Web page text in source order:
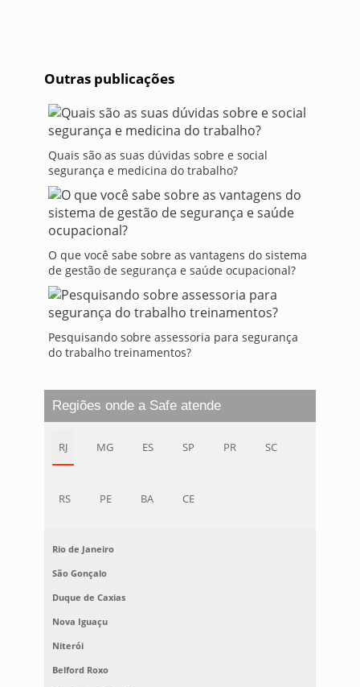
Outras publicações
Quais são as suas dúvidas sobre e social
segurança e medicina do trabalho?
O que você sabe sobre as vantagens do sistema
de gestão de segurança e saúde ocupacional?
Pesquisando sobre assessoria para segurança
do trabalho treinamentos?
Regiões onde a Safe atende
RJ MG ES SP PR SC
RS PE BA CE
Rio de Janeiro
São Gonçalo
Duque de Caxias
Nova Iguaçu
Niterói
Belford Roxo